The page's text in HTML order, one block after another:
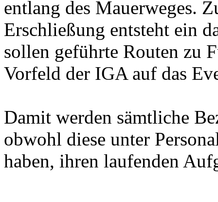
entlang des Mauerweges.
Erschließung entsteht ein
sollen geführte Routen zu
Vorfeld der IGA auf das
Damit werden sämtliche
obwohl diese unter
haben, ihren laufenden